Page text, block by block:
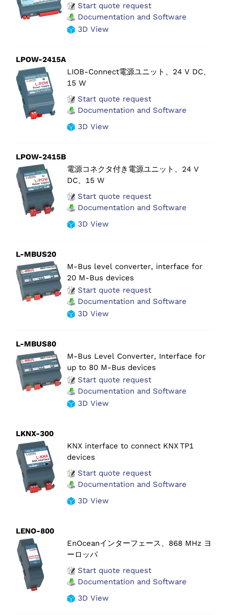
Start quote request
Documentation and Software
3D View
LPOW-2415A
LIOB-Connect電源ユニット、24 V DC、
15 W
Start quote request
Documentation and Software
3D View
LPOW-2415B
電源コネクタ付き電源ユニット、24 V
DC、15 W
Start quote request
Documentation and Software
3D View
L-MBUS20
M-Bus level converter, interface for
20 M-Bus devices
Start quote request
Documentation and Software
3D View
L-MBUS80
M-Bus Level Converter, Interface for
up to 80 M-Bus devices
Start quote request
Documentation and Software
3D View
LKNX-300
KNX interface to connect KNX TP1
devices
Start quote request
Documentation and Software
3D View
LENO-800
EnOceanインターフェース、868 MHz ヨ
ーロッパ
Start quote request
Documentation and Software
3D View